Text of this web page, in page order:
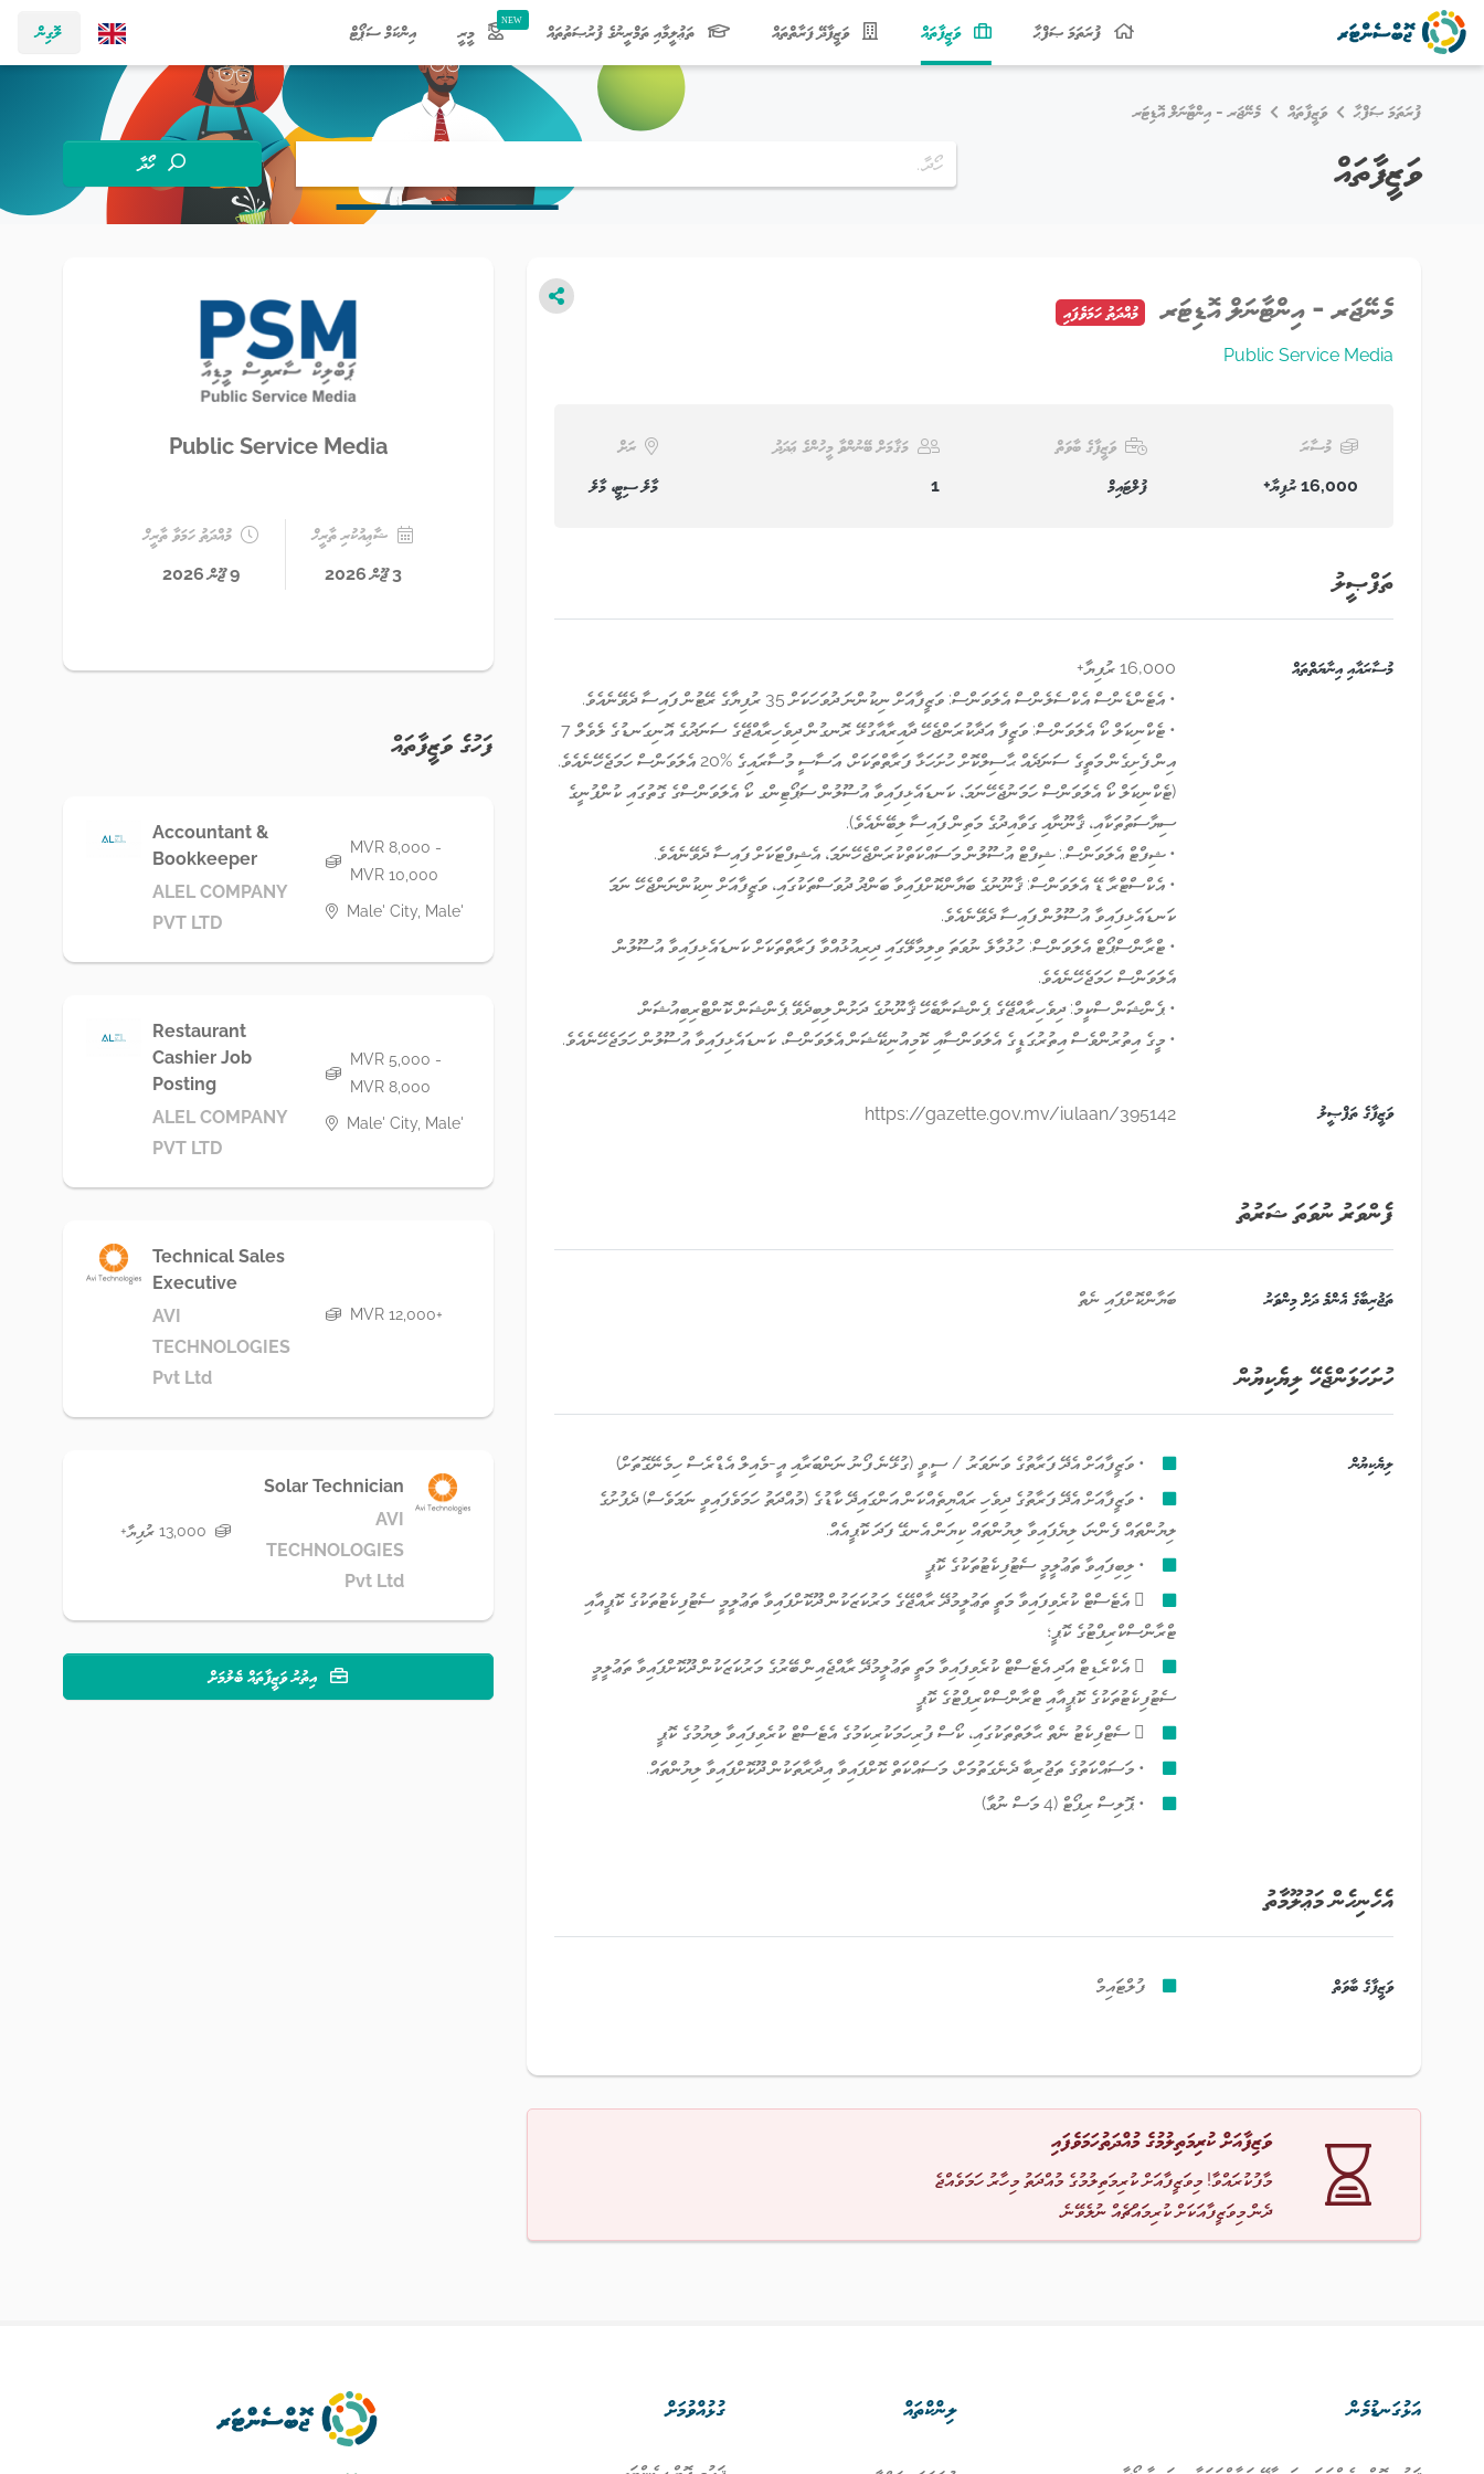
ލޮގިން ފުރަތަމަ ޞަފްޙާ ވަޒީފާތައް
(current) ވަޒީފާދޭ ފަރާތްތައް ތަޢުލީމާއި ތަމްރީނުގެ ފުރުޞަތުތައް މީރީ އިންކަމް ސަޕޯޓް
ފުރަތަމަ ޞަފްޙާ ވަޒީފާތައް މެނޭޖަރ - އިންޓާނަލް އޮޑިޓަރ
ވަޒީފާތައް ހޯދާ
މެނޭޖަރ - އިންޓާނަލް އޮޑިޓަރ މުއްދަތު ހަމަވެފައި
Public Service Media
މުސާރަ
16,000 ރުފިޔާ+
ވަޒީފާގެ ބާވަތް
ފުލްޓައިމް
މަޤާމަށް ބޭނުންވާ މީހުންގެ ޢަދަދު
1
ރަށް
މާލެ ސިޓީ، މާލެ
ތަފްޞީލު
މުސާރައާއި އިނާޔަތްތައް
16,000 ރުފިޔާ+
• އެޓެންޑެންސް އެކްސެލެންސް އެލަވަންސް: ވަޒީފާއަށް ނިކުންނަ ދުވަހަކަށް 35 ރުފިޔާގެ ރޭޓުން ފައިސާ ދެވޭނެއެވެ.
• ޓެކްނިކަލް ކޯ އެލަވަންސް: ވަޒީފާ އަދާކުރަންޖެހޭ ދާއިރާއާގުޅޭ ރޮނގުން ދިވެހިރާއްޖޭގެ ސަނަދުގެ އޮނިގަނޑުގެ ލެވެލް 7
އިން ފެށިގެން މަތީގެ ސަނަދެއް ޙާސިލްކޮށް ހުށަހަޅާ ފަރާތްތަކަށް، އަސާސީ މުސާރައިގެ %20 އެލަވަންސް ހަމަޖެހޭނެއެވެ.
(ޓެކްނިކަލް ކޯ އެލަވަންސް ހަމަނުޖެހޭނަމަ، ކަނޑައެޅިފައިވާ އުސޫލުން ސަޕޯޓިންގ ކޯ އެލަވަންސްގެ ގޮތުގައި ކުންފުނީގެ
ސިޔާސަތުތަކާއި، ޤާނޫނާއި ގަވާއިދުގެ މަތިން ފައިސާ ލިބޭނެއެވެ).
• ޝިފްޓް އެލަވަންސް.: ޝިފްޓް އުސޫލުން މަސައްކަތްކުރަންޖެހޭނަމަ، އެޝިފްޓަކަށް ފައިސާ ދެވޭނެއެވެ.
• އެކްސްޓްރާ ޑޭ އެލަވަންސް: ޤާނޫނުގެ ބަޔާންކޮށްފައިވާ ބަންދު ދުވަސްތަކުގައި، ވަޒީފާއަށް ނިކުންނަންޖެހޭ ނަމަ
ކަނޑައެޅިފައިވާ އުސޫލުން ފައިސާ ދެވޭނެއެވެ.
• ޓްރާންސްޕޯޓް އެލަވަންސް: ހުޅުމާލެ ނުވަތަ ވިލިމާލޭގައި ދިރިއުޅުއްވާ ފަރާތްތަކަށް ކަނޑައެޅިފައިވާ އުސޫލުން
އެލަވަންސް ހަމަޖެހޭނެއެވެ.
• ޕެންޝަން ސްކީމް: ދިވެހިރާއްޖޭގެ ޕެންޝަނާބެހޭ ޤާނޫނުގެ ދަށުން ލިބިދެވޭ ޕެންޝަން ކޮންޓްރިބިއުޝަން.
• މީގެ އިތުރުންވެސް އިތުރުގަޑީގެ އެލަވަންސާއި ކޮމިއުނިކޭޝަން އެލަވަންސް، ކަނޑައެޅިފައިވާ އުސޫލުން ހަމަޖެހޭނެއެވެ.
ވަޒީފާގެ ތަފްޞީލު https://gazette.gov.mv/iulaan/395142
ފެންވަރު ނުވަތަ ޝަރުތު
ތަޖުރިބާގެ އެންމެ ދަށް މިންވަރު ބަޔާންކޮށްފައި ނެތް
ހުށަހަޅަންޖެހޭ ލިޔެކިޔުން
ލިޔެކިޔުން
• ވަޒީފާއަށް އެދޭ ފަރާތުގެ ވަނަވަރު / ސީ.ވީ (ގުޅޭނެ ފޯނު ނަންބަރާއި އީ-މެއިލް އެޑްރެސް ހިމެނޭގޮތަށް)
• ވަޒީފާއަށް އެދޭ ފަރާތުގެ ދިވެހި ރައްޔިތެއްކަން އަންގައިދޭ ކާޑުގެ (މުއްދަތު ހަމަވެފައިވީ ނަމަވެސް) ދެފުށުގެ
ލިޔުންތައް ފެންނަ، ލިޔެފައިވާ ލިޔުންތައް ކިޔަން އެނގޭ ފަދަ ކޮޕީއެއް.
• ލިބިފައިވާ ތަޢުލީމީ ސެޓުފިކެޓުތަކުގެ ކޮޕީ
 އެޓެސްޓް ކުރެވިފައިވާ މަތީ ތަޢުލީމުދޭ ރާއްޖޭގެ މަރުކަޒަކުން ދޫކޮށްފައިވާ ތަޢުލީމީ ސެޓުފިކެޓުތަކުގެ ކޮޕީއާއި
ޓްރާންސްކްރިޕްޓުގެ ކޮޕީ؛
 އެކްރެޑިޓް އަދި އެޓެސްޓް ކުރެވިފައިވާ މަތީ ތަޢުލީމުދޭ ރާއްޖެއިން ބޭރުގެ މަރުކަޒަކުން ދޫކޮށްފައިވާ ތަޢުލީމީ
ސެޓުފިކެޓުތަކުގެ ކޮޕީއާއި ޓްރާންސްކްރިޕްޓުގެ ކޮޕީ
 ސެޓްފިކެޓު ނެތް ޙާލަތްތަކުގައި، ކޯސް ފުރިހަމަކުރިކަމުގެ އެޓެސްޓް ކުރެވިފައިވާ ލިޔުމުގެ ކޮޕީ
• މަސައްކަތުގެ ތަޖުރިބާ ދެނެގަތުމަށް، މަސައްކަތް ކޮށްފައިވާ އިދާރާތަކުން ދޫކޮށްފައިވާ ލިޔުންތައް.
• ޕޮލިސް ރިޕޯޓް (4 މަސް ނުވާ)
އެހެނިހެން މަޢުލޫމާތު
ވަޒީފާގެ ބާވަތް ފުލްޓައިމް
ވަޒިފާއަށް ކުރިމަތިލުމުގެ މުއްދަތުހަމަވެފައި
މާފުކުރައްވާ! މިވަޒީފާއަށް ކުރިމަތިލުމުގެ މުއްދަތު މިހާރު ހަމަވެއްޖެ
ދެން މިވަޒީފާއަކަށް ކުރިމައްޗެއް ނުލެވޭނެ.
Public Service Media
ޝާޢިއުކުރި ތާރީޚް
3 ޖޫން 2026
މުއްދަތު ހަމަވާ ތާރީޚް
9 ޖޫން 2026
ފަހުގެ ވަޒީފާތައް
Accountant &
Bookkeeper
ALEL COMPANY
PVT LTD
MVR 8,000 -
MVR 10,000
Male' City, Male'
Restaurant
Cashier Job
Posting
ALEL COMPANY
PVT LTD
MVR 5,000 -
MVR 8,000
Male' City, Male'
Technical Sales
Executive
AVI
TECHNOLOGIES
Pvt Ltd
MVR 12,000+
Solar Technician
AVI
TECHNOLOGIES
Pvt Ltd
13,000 ރުފިޔާ+
އިތުރު ވަޒީފާތައް ބެލުމަށް
އަޅުގަނޑުމެން ލިންކްތައް ގުޅުއްވުމަށް